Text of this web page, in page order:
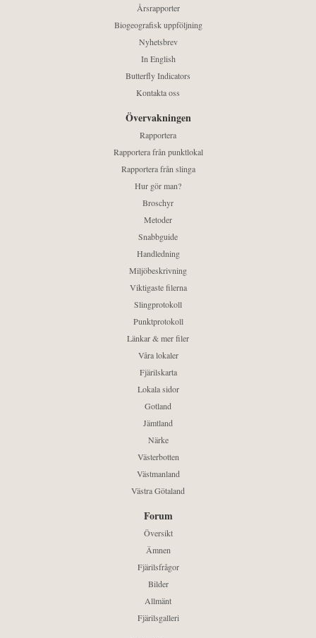
Årsrapporter
Biogeografisk uppföljning
Nyhetsbrev
In English
Butterfly Indicators
Kontakta oss
Övervakningen
Rapportera
Rapportera från punktlokal
Rapportera från slinga
Hur gör man?
Broschyr
Metoder
Snabbguide
Handledning
Miljöbeskrivning
Viktigaste filerna
Slingprotokoll
Punktprotokoll
Länkar & mer filer
Våra lokaler
Fjärilskarta
Lokala sidor
Gotland
Jämtland
Närke
Västerbotten
Västmanland
Västra Götaland
Forum
Översikt
Ämnen
Fjärilsfrågor
Bilder
Allmänt
Fjärilsgalleri